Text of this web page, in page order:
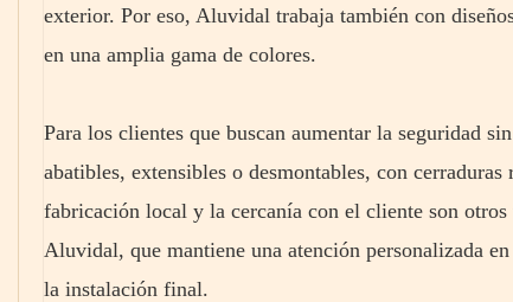
exterior. Por eso, Aluvidal trabaja también con
en una amplia gama de colores.
Para los clientes que buscan aumentar la seguridad
abatibles, extensibles o desmontables, con
fabricación local y la cercanía con el cliente son
Aluvidal, que mantiene una atención personalizada
la instalación final.